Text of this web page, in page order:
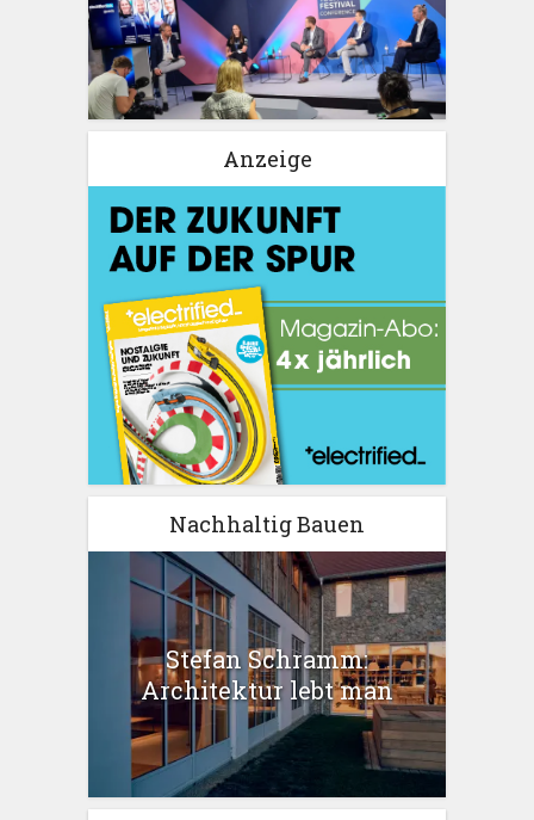
Anzeige
Nachhaltig Bauen
Stefan Schramm:
Architektur lebt man